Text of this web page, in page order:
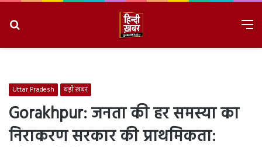
Uttar Pradesh बड़ी ख़बर
Gorakhpur: जनता की हर समस्या का
निराकरण सरकार की प्राथमिकता: